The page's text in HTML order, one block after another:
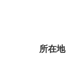
所在地